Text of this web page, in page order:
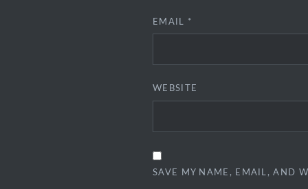
EMAIL *
WEBSITE
SAVE MY NAME, EMAIL, AND